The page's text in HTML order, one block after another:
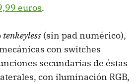
euros.
tenkeyless (sin pad numérico),
con switches
secundarias de éstas
con iluminación RGB,